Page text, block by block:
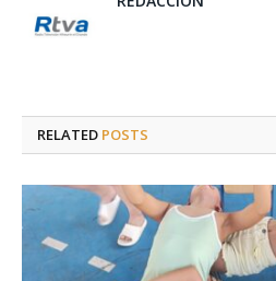
RELATED POSTS